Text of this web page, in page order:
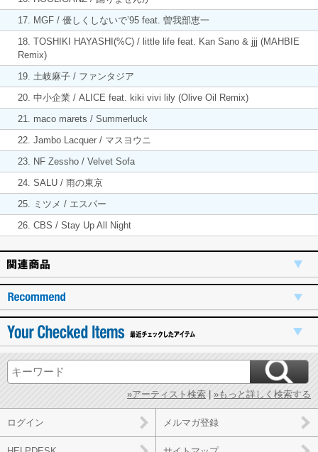
17. MGF / 優しくしないで’95 feat. 曽我部恵一
18. TOSHIKI HAYASHI(%C) / little life feat. Kan Sano & jjj (MAHBIE
Remix)
19. 土岐麻子 / ファンタジア
20. 中小企業 / ALICE feat. kiki vivi lily (Olive Oil Remix)
21. maco marets / Summerluck
22. Jambo Lacquer / マスヨウニ
23. NF Zessho / Velvet Sofa
24. SALU / 雨の東京
25. ミツメ / エスパー
26. CBS / Stay Up All Night
»アーティスト検索 »もっと詳しく検索する
ログイン メルマガ登録